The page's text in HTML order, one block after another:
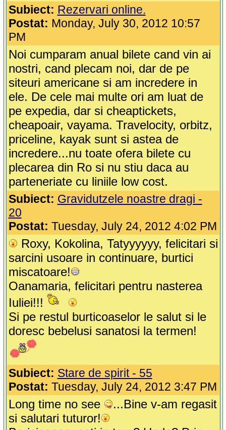
Subiect: Rezervari online.
Postat: Monday, July 30, 2012 10:57
PM
Noi cumparam anual bilete cand vin ai
nostri, cand plecam noi, dar de pe
siteuri americane si am incredere in
ele. De cele mai multe ori am luat de
pe expedia, dar si cheaptickets,
cheapoair, vayama. Travelocity, orbitz,
priceline, kayak sunt si astea de
incredere...nu toate ofera bilete cu
plecarea din Ro si nu stiu daca au
parteneriate cu liniile low cost.
Subiect: Gravidutzele noastre dragi -
20
Postat: Tuesday, July 24, 2012 4:02 PM
Roxy, Kokolina, Tatyyyyyy, felicitari si
sarcini usoare in continuare, burtici
miscatoare!
Oanamaria, felicitari pentru nasterea
Iuliei!!!
Si pe restul burticoaselor le salut si le
doresc bebelusi sanatosi la termen!
Subiect: Stare de spirit - 55
Postat: Tuesday, July 24, 2012 3:47 PM
Long time no see
...Bine v-am regasit
si salutari tuturor!